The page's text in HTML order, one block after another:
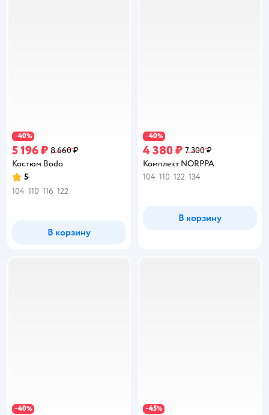
−40%
5 196 ₽ 8 660 ₽
Костюм Bodo
Рейтинг:
5
104 110 116 122
В корзину
−40%
4 380 ₽ 7 300 ₽
Комплект NORPPA
104 110 122 134
В корзину
−40% −45%